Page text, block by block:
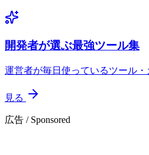
開発者が選ぶ最強ツール集
運営者が毎日使っているツール・
見る
広告 / Sponsored